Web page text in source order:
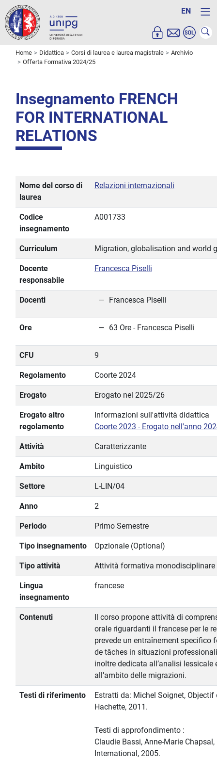
EN
Home Didattica Corsi di laurea e laurea magistrale
Archivio
Offerta Formativa 2024/25
Insegnamento FRENCH
FOR INTERNATIONAL
RELATIONS
Nome del corso di
laurea
Relazioni internazionali
Codice
insegnamento
A001733
Curriculum Migration, globalisation and world
Docente
responsabile
Francesca Piselli
Docenti Francesca Piselli
Ore 63 Ore - Francesca Piselli
CFU 9
Regolamento Coorte 2024
Erogato Erogato nel 2025/26
Erogato altro
regolamento
Informazioni sull'attività didattica
Coorte 2023 - Erogato nell'anno
Attività Caratterizzante
Ambito Linguistico
Settore L-LIN/04
Anno 2
Periodo Primo Semestre
Tipo insegnamento Opzionale (Optional)
Tipo attività Attività formativa monodisciplinare
Lingua
insegnamento
francese
Contenuti
Il corso propone attività di
orale riguardanti il francese per le
prevede un entraînement specifico
de tâches in situazioni
inoltre dedicata all’analisi
all’ambito delle migrazioni.
Testi di riferimento
Estratti da: Michel Soignet, Objectif
Hachette, 2011.
Testi di approfondimento :
Claudie Bassi, Anne-Marie
International, 2005.